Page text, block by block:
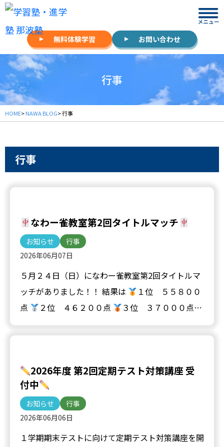
無料体験学習 お問い合わせ
行事
HOME>NAWA BLOG> 行事
行事
なわー雀教室第2回タイトルマッチ
お知らせ
行事
2026年06月07日
５月２４日（日）になわー雀教室第2回タイトルマ
ッチがありました！！ 結果は
１位 ５５８００
点
２位 ４６２００点
３位 ３７０００点
となりました！！新留先生も驚くほどの成長ぶり
で、みんな精一…
2026年度 第2回定期テスト対策講座 受
付中
お知らせ
行事
2026年06月06日
１学期期末テストに向けて定期テスト対策講座を開